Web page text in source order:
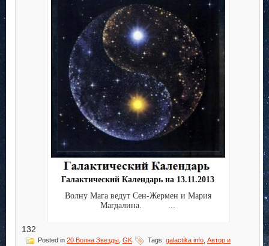
Галактический Календарь на 13.11.2013
Волну Мага ведут Сен-Жермен и Мария
Магдалина. ...
132
Posted in 20 Волна Звезды GK Tags: galactika info Автор и